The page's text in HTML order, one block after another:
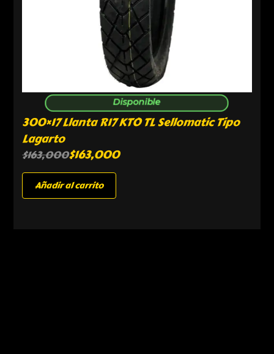
Disponible
300×17 Llanta R17 KTO TL Sellomatic Tipo
Lagarto
$163,000$163,000
Añadir al carrito